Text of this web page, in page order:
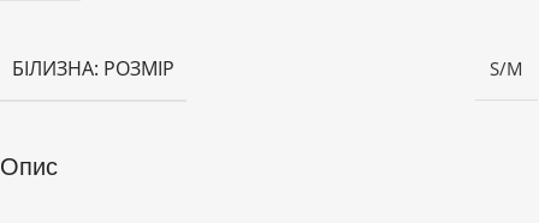
БІЛИЗНА: РОЗМІР S/M
Опис